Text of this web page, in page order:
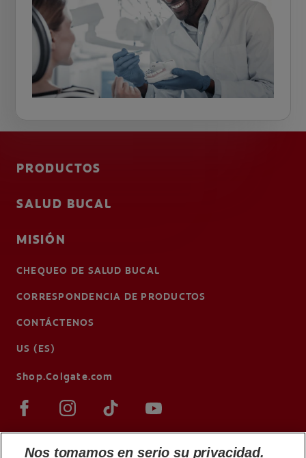
PRODUCTOS
SALUD BUCAL
MISIÓN
CHEQUEO DE SALUD BUCAL
CORRESPONDENCIA DE PRODUCTOS
CONTÁCTENOS
US (ES)
Shop.Colgate.com
Nos tomamos en serio su privacidad.